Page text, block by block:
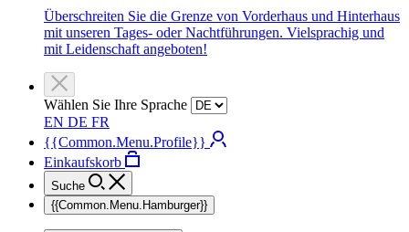
Überschreiten Sie die Grenze von Vorderhaus und Hinterhaus
mit unseren Tages- oder Nachtführungen. Vielsprachig und
mit Leidenschaft angeboten!
Wählen Sie Ihre Sprache
EN DE FR
{{Common.Menu.Profile}}
Einkaufskorb
Suche
{{Common.Menu.Hamburger}}